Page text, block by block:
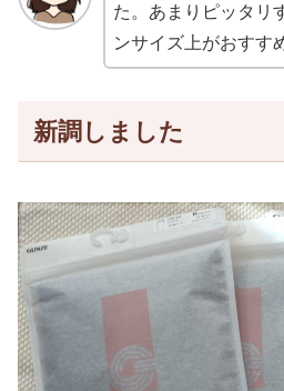
た。あまりピッタリ
ンサイズ上がおすす
新調しました